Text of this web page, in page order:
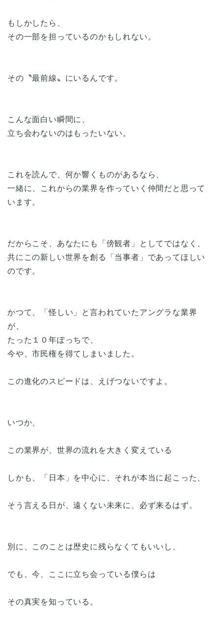
もしかしたら、
その一部を担っているのかもしれない。
その〝最前線〟にいるんです。
こんな面白い瞬間に、
立ち会わないのはもったいない。
これを読んで、何か響くものがあるなら、
一緒に、これからの業界を作っていく仲間だと思って
います。
だからこそ、あなたにも「傍観者」としてではなく、
共にこの新しい世界を創る「当事者」であってほしい
のです。
かつて、「怪しい」と言われていたアングラな業界
が、
たった１０年ぽっちで、
今や、市民権を得てしまいました。
この進化のスピードは、えげつないですよ。
いつか、
この業界が、世界の流れを大きく変えている
しかも、「日本」を中心に、それが本当に起こった、
そう言える日が、遠くない未来に、必ず来るはず。
別に、このことは歴史に残らなくてもいいし、
でも、今、ここに立ち会っている僕らは
その真実を知っている。